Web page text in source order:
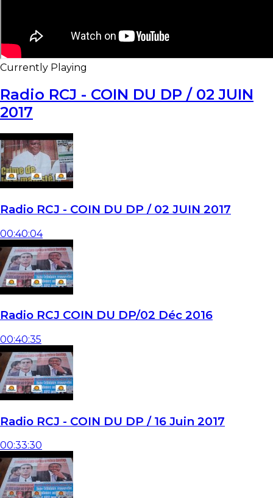
Currently Playing
Radio RCJ - COIN DU DP / 02 JUIN
2017
Radio RCJ - COIN DU DP / 02 JUIN 2017
00:40:04
Radio RCJ COIN DU DP/02 Déc 2016
00:40:35
Radio RCJ - COIN DU DP / 16 Juin 2017
00:33:30